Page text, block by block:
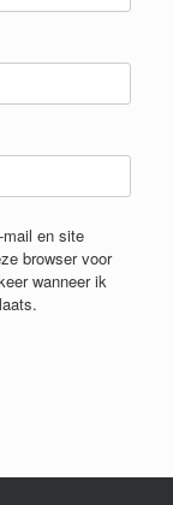
en site
browser voor
wanneer ik